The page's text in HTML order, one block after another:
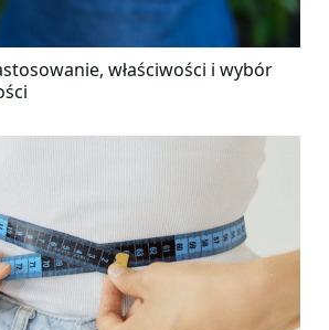
właściwości i wybór